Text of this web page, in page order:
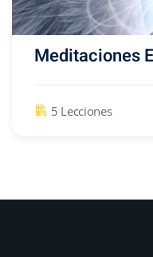
Meditaciones
5 Lecciones